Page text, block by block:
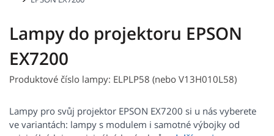
Lampy do projektoru EPSON
EX7200
Produktové číslo lampy: ELPLP58 (nebo V13H010L58)
Lampy pro svůj projektor EPSON EX7200 si u nás vyberete
ve variantách: lampy s modulem i samotné výbojky od